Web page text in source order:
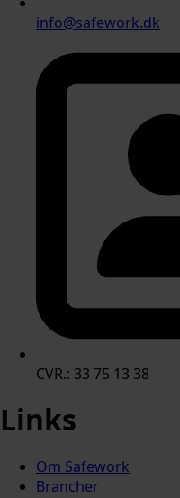
info@safework.dk
CVR.: 33 75 13 38
Links
Om Safework
Brancher